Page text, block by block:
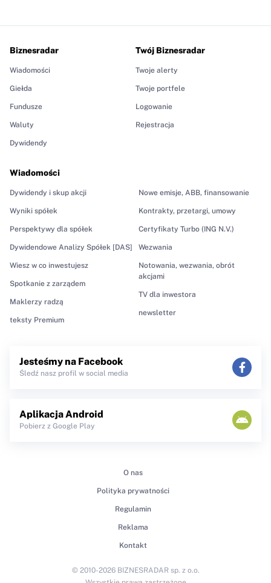
Biznesradar
Wiadomości
Giełda
Fundusze
Waluty
Dywidendy
Wiadomości
Dywidendy i skup akcji
Wyniki spółek
Perspektywy dla spółek
Dywidendowe Analizy Spółek [DAS]
Wiesz w co inwestujesz
Spotkanie z zarządem
Maklerzy radzą
teksty Premium
Nowe emisje, ABB, finansowanie
Kontrakty, przetargi, umowy
Certyfikaty Turbo (ING N.V.)
Wezwania
Notowania, wezwania, obrót
akcjami
TV dla inwestora
newsletter
Twój Biznesradar
Twoje alerty
Twoje portfele
Logowanie
Rejestracja
Jesteśmy na Facebook
Śledź nasz profil w social media
Aplikacja Android
Pobierz z Google Play
O nas
Polityka prywatności
Regulamin
Reklama
Kontakt
© 2010-2026 BIZNESRADAR sp. z o.o.